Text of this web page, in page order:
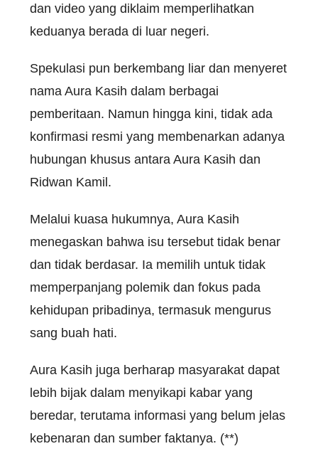
dan video yang diklaim memperlihatkan
keduanya berada di luar negeri.
Spekulasi pun berkembang liar dan menyeret
nama Aura Kasih dalam berbagai
pemberitaan. Namun hingga kini, tidak ada
konfirmasi resmi yang membenarkan adanya
hubungan khusus antara Aura Kasih dan
Ridwan Kamil.
Melalui kuasa hukumnya, Aura Kasih
menegaskan bahwa isu tersebut tidak benar
dan tidak berdasar. Ia memilih untuk tidak
memperpanjang polemik dan fokus pada
kehidupan pribadinya, termasuk mengurus
sang buah hati.
Aura Kasih juga berharap masyarakat dapat
lebih bijak dalam menyikapi kabar yang
beredar, terutama informasi yang belum jelas
kebenaran dan sumber faktanya. (**)